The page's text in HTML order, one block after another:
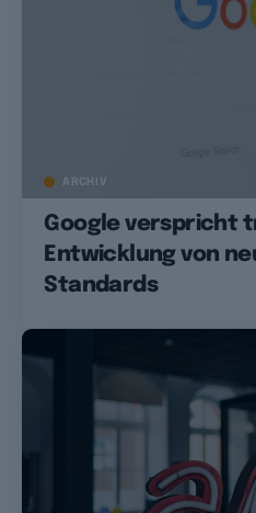
ARCHIV
Google verspricht
Entwicklung von
Standards